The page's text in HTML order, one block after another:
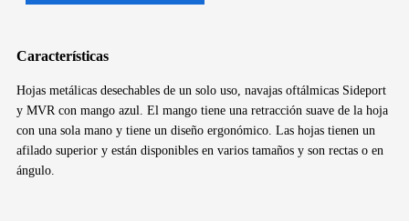
Características
Hojas metálicas desechables de un solo uso, navajas oftálmicas Sideport
y MVR con mango azul. El mango tiene una retracción suave de la hoja
con una sola mano y tiene un diseño ergonómico. Las hojas tienen un
afilado superior y están disponibles en varios tamaños y son rectas o en
ángulo.